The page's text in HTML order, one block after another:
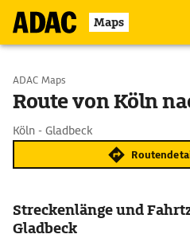
Maps
Start wählen
ADAC Maps
Route von Köln
Köln - Gladbeck
Streckenlänge und
Gladbeck